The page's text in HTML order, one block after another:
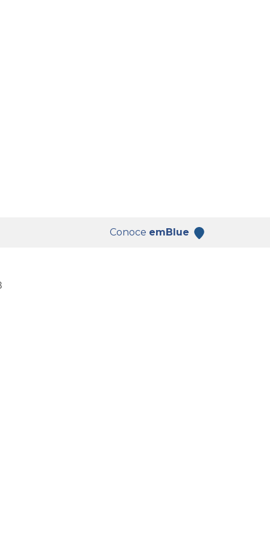
Conoce emBlue